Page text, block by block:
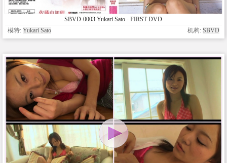
SBVD-0003 Yukari Sato - FIRST DVD
模特: Yukari Sato 机构: SBVD